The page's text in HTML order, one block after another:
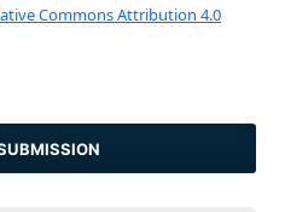
Commons Attribution 4.0